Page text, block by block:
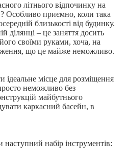
літнього відпочинку на
Особливо приємно, коли така
близькості від будинку.
ділянці – це заняття досить
своїми руками, хоча, на
що це майже неможливо.
ідеальне місце для розміщення
неможливо без
майбутнього
каркасний басейн, в
наступний набір інструментів: